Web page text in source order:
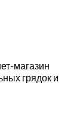
магазин
грядок и